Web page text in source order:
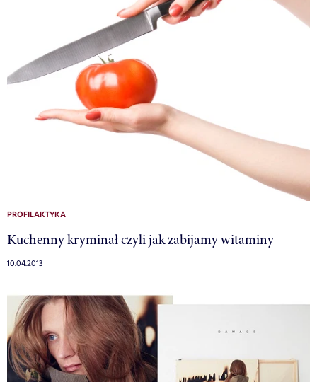
PROFILAKTYKA
Kuchenny kryminał czyli jak zabijamy witaminy
10.04.2013